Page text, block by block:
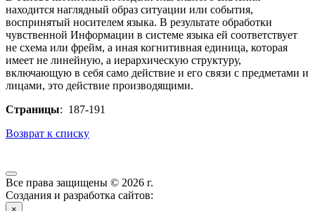
находится наглядный образ ситуации или события,
воспринятый носителем языка. В результате обработки
чувственной Информации в системе языка ей соответствует
не схема или фрейм, а иная когнитивная единица, которая
имеет не линейную, а иерархическую структуру,
включающую в себя само действие и его связи с предметами и
лицами, это действие производящими.
Страницы: 187-191
Возврат к списку
Все права защищены © 2026 г.
Создания и разработка сайтов: